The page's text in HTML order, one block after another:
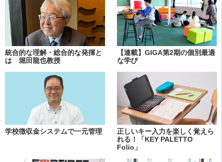
統合的な理解・総合的な発揮と
は 堀田龍也教授
【連載】GIGA第2期の個別最適
な学び
学校徴収金システムで一元管理
正しいキー入力を楽しく覚えら
れる！「KEY PALETTO
Folio」